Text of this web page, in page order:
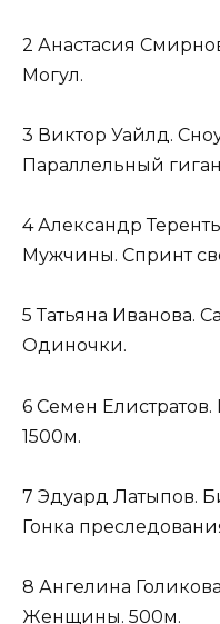
2 Анастасия
Могул.
3 Виктор Уайлд.
Параллельный
4 Александр
Мужчины. Спринт
5 Татьяна Иванова.
Одиночки.
6 Семен
1500м.
7 Эдуард Латыпов.
Гонка
8 Ангелина
Женщины. 500м.